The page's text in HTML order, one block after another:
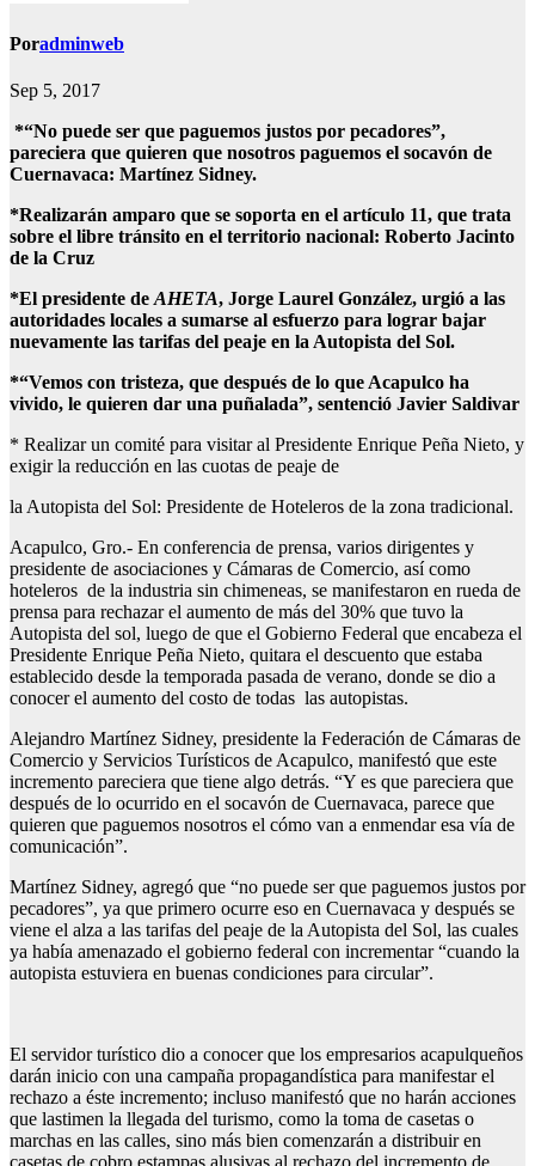
Poradminweb
Sep 5, 2017
*“No puede ser que paguemos justos por pecadores”,
pareciera que quieren que nosotros paguemos el socavón de
Cuernavaca: Martínez Sidney.
*Realizarán amparo que se soporta en el artículo 11, que trata
sobre el libre tránsito en el territorio nacional: Roberto Jacinto
de la Cruz
*El presidente deAHETA, Jorge Laurel González, urgió a las
autoridades locales a sumarse al esfuerzo para lograr bajar
nuevamente las tarifas del peaje en la Autopista del Sol.
*“Vemos con tristeza, que después de lo que Acapulco ha
vivido, le quieren dar una puñalada”, sentenció Javier Saldivar
* Realizar un comité para visitar al Presidente Enrique Peña Nieto, y
exigir la reducción en las cuotas de peaje de
la Autopista del Sol: Presidente de Hoteleros de la zona tradicional.
Acapulco, Gro.- En conferencia de prensa, varios dirigentes y
presidente de asociaciones y Cámaras de Comercio, así como
hoteleros de la industria sin chimeneas, se manifestaron en rueda de
prensa para rechazar el aumento de más del 30% que tuvo la
Autopista del sol, luego de que el Gobierno Federal que encabeza el
Presidente Enrique Peña Nieto, quitara el descuento que estaba
establecido desde la temporada pasada de verano, donde se dio a
conocer el aumento del costo de todas las autopistas.
Alejandro Martínez Sidney, presidente la Federación de Cámaras de
Comercio y Servicios Turísticos de Acapulco, manifestó que este
incremento pareciera que tiene algo detrás. “Y es que pareciera que
después de lo ocurrido en el socavón de Cuernavaca, parece que
quieren que paguemos nosotros el cómo van a enmendar esa vía de
comunicación”.
Martínez Sidney, agregó que “no puede ser que paguemos justos por
pecadores”, ya que primero ocurre eso en Cuernavaca y después se
viene el alza a las tarifas del peaje de la Autopista del Sol, las cuales
ya había amenazado el gobierno federal con incrementar “cuando la
autopista estuviera en buenas condiciones para circular”.
El servidor turístico dio a conocer que los empresarios acapulqueños
darán inicio con una campaña propagandística para manifestar el
rechazo a éste incremento; incluso manifestó que no harán acciones
que lastimen la llegada del turismo, como la toma de casetas o
marchas en las calles, sino más bien comenzarán a distribuir en